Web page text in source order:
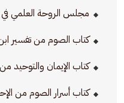
مجلس الروحة العلمي
كتاب الصوم من تفسير ابن
كتاب الإيمان والتوحيد
كتاب أسرار الصوم من